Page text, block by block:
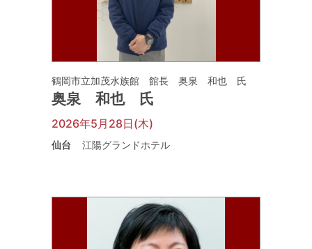
鶴岡市立加茂水族館 館長 奥泉 和也 氏
奥泉 和也 氏
2026年5月28日(木)
仙台 江陽グランドホテル